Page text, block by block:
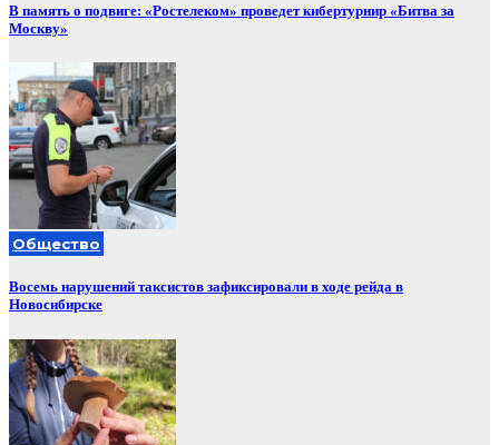
В память о подвиге: «Ростелеком» проведет кибертурнир «Битва за
Москву»
Общество
Восемь нарушений таксистов зафиксировали в ходе рейда в
Новосибирске